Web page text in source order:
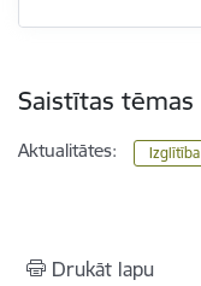
Saistītas tēmas
Aktualitātes: Izglītība
Drukāt lapu